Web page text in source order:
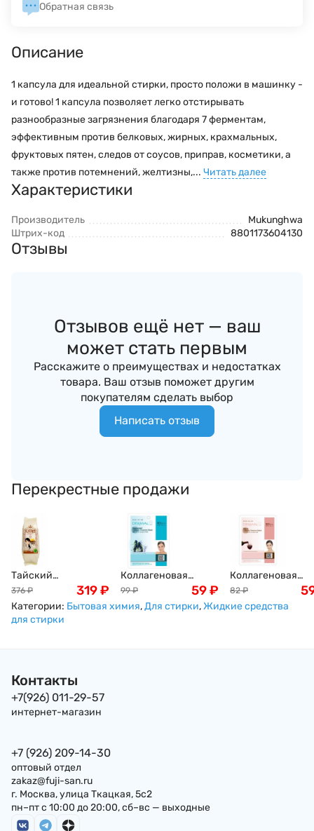
Обратная связь
Описание
1 капсула для идеальной стирки, просто положи в машинку -
и готово! 1 капсула позволяет легко отстирывать
разнообразные загрязнения благодаря 7 ферментам,
эффективным против белковых, жирных, крахмальных,
фруктовых пятен, следов от соусов, приправ, косметики, а
также против потемнений, желтизны,... Читать далее
Характеристики
Производитель
Mukunghwa
Штрих-код
8801173604130
Отзывы
Отзывов ещё нет — ваш
может стать первым
Расскажите о преимуществах и недостатках
товара. Ваш отзыв поможет другим
покупателям сделать выбор
Написать отзыв
Перекрестные продажи
Тайский
жасминовый рис
премиум класса, 1кг
376 ₽ 319₽
Коллагеновая
маска с экстрактом
морских
водорослей Dermal
99 ₽ 59₽
Коллагеновая
маска Dermal
Collagen Essence
Mask с
82 ₽
Категории: Бытовая химия,Для стирки,Жидкие средства
для стирки
Контакты
+7(926) 011-29-57
интернет-магазин
+7 (926) 209-14-30
оптовый отдел
zakaz@fuji-san.ru
г. Москва, улица Ткацкая, 5с2
пн–пт с 10:00 до 20:00, сб–вс — выходные